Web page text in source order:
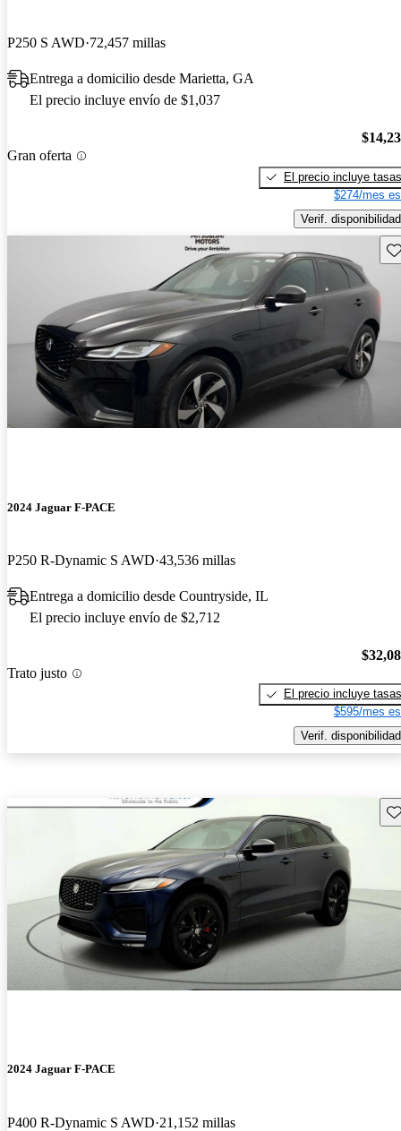
P250 S AWD 72,457 millas
Entrega a domicilio desde Marietta, GA
El precio incluye envío de $1,037
Gran oferta
El precio incluye tasas
$274/mes
Verif. disponibilidad
2024 Jaguar F-PACE
P250 R-Dynamic S AWD 43,536 millas
Entrega a domicilio desde Countryside, IL
El precio incluye envío de $2,712
Trato justo
El precio incluye tasas
$595/mes
Verif. disponibilidad
2024 Jaguar F-PACE
P400 R-Dynamic S AWD 21,152 millas